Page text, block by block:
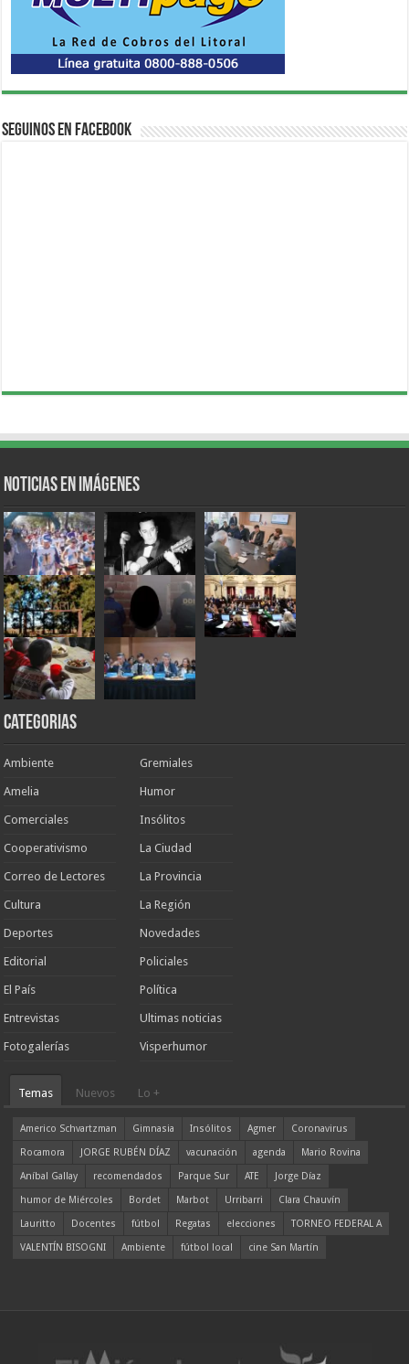
Seguinos en Facebook
Noticias en Imágenes
Categorias
Ambiente
Amelia
Comerciales
Cooperativismo
Correo de Lectores
Cultura
Deportes
Editorial
El País
Entrevistas
Fotogalerías
Gremiales
Humor
Insólitos
La Ciudad
La Provincia
La Región
Novedades
Policiales
Política
Ultimas noticias
Visperhumor
Temas Nuevos Lo +
Americo Schvartzman Gimnasia Insólitos Agmer
Coronavirus
Rocamora
JORGE RUBÉN DÍAZ vacunación agenda
Mario Rovina
Aníbal Gallay
recomendados Parque Sur ATE
Jorge Díaz
humor de Miércoles
Bordet Marbot Urribarri
Clara Chauvín
Lauritto
Docentes fútbol Regatas elecciones
TORNEO FEDERAL A
VALENTÍN BISOGNI
Ambiente fútbol local cine San Martín